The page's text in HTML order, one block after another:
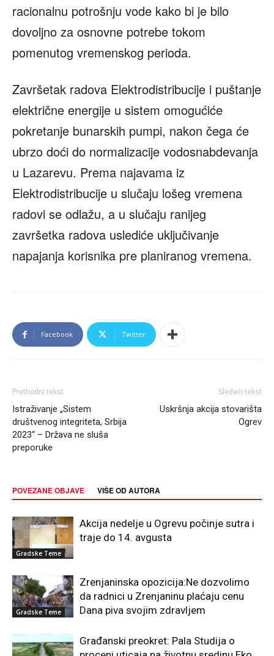
racionalnu potrošnju vode kako bi je bilo
dovoljno za osnovne potrebe tokom
pomenutog vremenskog perioda.
Završetak radova Elektrodistribucije i puštanje
električne energije u sistem omogućiće
pokretanje bunarskih pumpi, nakon čega će
ubrzo doći do normalizacije vodosnabdevanja
u Lazarevu. Prema najavama iz
Elektrodistribucije u slučaju lošeg vremena
radovi se odlažu, a u slučaju ranijeg
završetka radova uslediće uključivanje
napajanja korisnika pre planiranog vremena.
Facebook Twitter
Prethodni tekst
Istraživanje „Sistem
društvenog integriteta, Srbija
2023“ – Država ne sluša
preporuke
Sledeći tekst
Uskršnja akcija stovarišta
Ogrev
POVEZANE OBJAVE VIŠE OD AUTORA
Gradske Teme
Akcija nedelje u Ogrevu počinje sutra i
traje do 14. avgusta
Gradske Teme
Zrenjaninska opozicija:Ne dozvolimo
da radnici u Zrenjaninu plaćaju cenu
Dana piva svojim zdravljem
Građanski preokret: Pala Studija o